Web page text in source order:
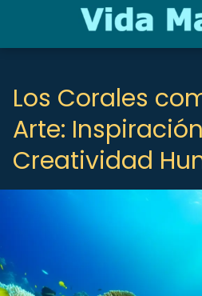
Los Corales
Arte:
Creatividad